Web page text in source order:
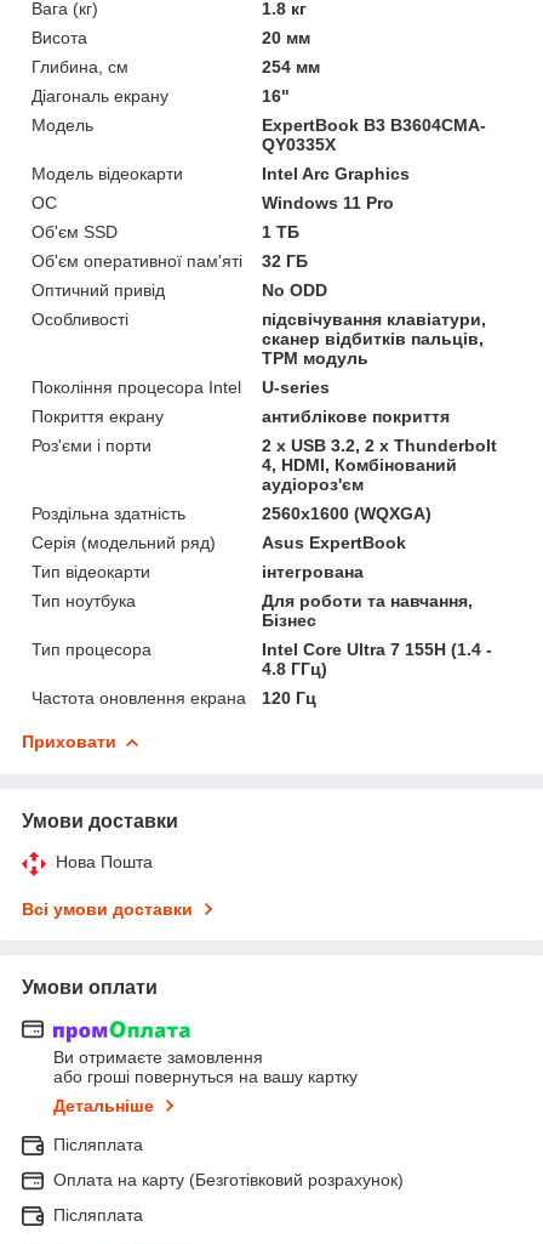
Вага (кг)
1.8 кг
Висота
20 мм
Глибина, см
254 мм
Діагональ екрану
16"
Мoдель
ExpertBook B3 B3604CMA-
QY0335X
Модель відеокарти
Intel Arc Graphics
ОС
Windows 11 Pro
Об'єм SSD
1 ТБ
Об'єм оперативної пам'яті
32 ГБ
Оптичний привід
No ODD
Особливості
підсвічування клавіатури,
сканер відбитків пальців,
TPM модуль
Покоління процесора Intel
U-series
Покриття екрану
антиблікове покриття
Роз'єми і порти
2 х USB 3.2, 2 х Thunderbolt
4, HDMI, Комбінований
аудіороз'єм
Роздільна здатність
2560x1600 (WQXGA)
Серія (модельний ряд)
Asus ExpertBook
Тип відеокарти
інтегрована
Тип ноутбука
Для роботи та навчання,
Бізнес
Тип процесора
Intel Core Ultra 7 155H (1.4 -
4.8 ГГц)
Частота оновлення екрана
120 Гц
Приховати
Умови доставки
Нова Пошта
Всі умови доставки
Умови оплати
Ви отримаєте замовлення
або гроші повернуться на вашу картку
Детальніше
Післяплата
Оплата на карту (Безготівковий розрахунок)
Післяплата